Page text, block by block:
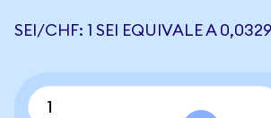
SEI/CHF: 1 SEI EQUIVALE A